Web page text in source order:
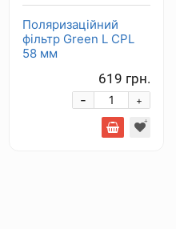
Поляризаційний
фільтр Green L CPL
58 мм
619 грн.
+
-